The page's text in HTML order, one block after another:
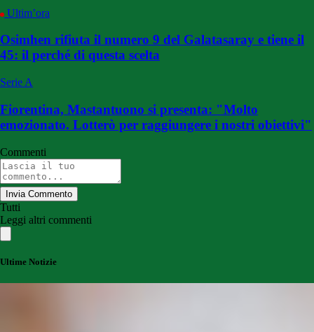
Ultim’ora
Osimhen rifiuta il numero 9 del Galatasaray e tiene il
45: il perché di questa scelta
Serie A
Fiorentina, Mastantuono si presenta: "Molto
emozionato. Lotterò per raggiungere i nostri obiettivi"
Commenti
Invia Commento
Tutti
Leggi altri commenti
Ultime Notizie